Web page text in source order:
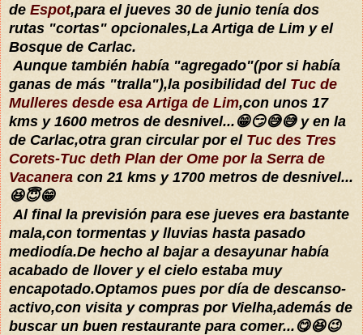
de Espot,para el jueves 30 de junio tenía dos
rutas "cortas" opcionales,La Artiga de Lim y el
Bosque de Carlac.
Aunque también había "agregado"(por si había
ganas de más "tralla"),la posibilidad del Tuc de
Mulleres desde esa Artiga de Lim,con unos 17
kms y 1600 metros de desnivel...😁😏😅😅 y en la
de Carlac,otra gran circular por el Tuc des Tres
Corets-Tuc deth Plan der Ome por la Serra de
Vacanera con 21 kms y 1700 metros de desnivel...
😆😇😁
Al final la previsión para ese jueves era bastante
mala,con tormentas y lluvias hasta pasado
mediodía.De hecho al bajar a desayunar había
acabado de llover y el cielo estaba muy
encapotado.Optamos pues por día de descanso-
activo,con visita y compras por Vielha,además de
buscar un buen restaurante para comer...😋😆😉